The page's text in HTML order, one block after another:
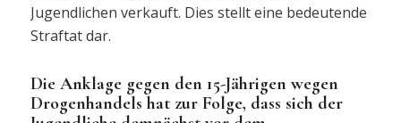
Jugendlichen verkauft. Dies stellt eine bedeutende
Straftat dar.
Die Anklage gegen den 15-Jährigen wegen
Drogenhandels hat zur Folge, dass sich der